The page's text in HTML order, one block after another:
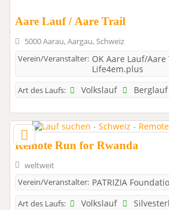
Aare Lauf / Aare Trail
5000 Aarau, Aargau, Schweiz
Verein/Veranstalter: OK Aare Lauf/
Life4em.plus
Art des Laufs: Volkslauf Berglauf
Remote Run for Rwanda
weltweit
Verein/Veranstalter: PATRIZIA
Art des Laufs: Volkslauf